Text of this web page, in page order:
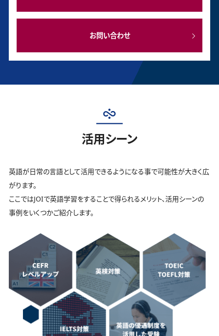
お問い合わせ
活用シーン
英語が日常の言語として活用できるようになる事で可能性が大きく広
がります。
ここではJOIで英語学習をすることで得られるメリット、活用シーンの
事例をいくつかご紹介します。